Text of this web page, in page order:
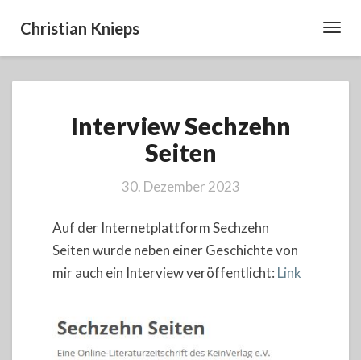
Christian Knieps
Sechzehn
Seiten
Interview Sechzehn
Seiten
30. Dezember 2023
Auf der Internetplattform Sechzehn
Seiten wurde neben einer Geschichte von
mir auch ein Interview veröffentlicht: Link